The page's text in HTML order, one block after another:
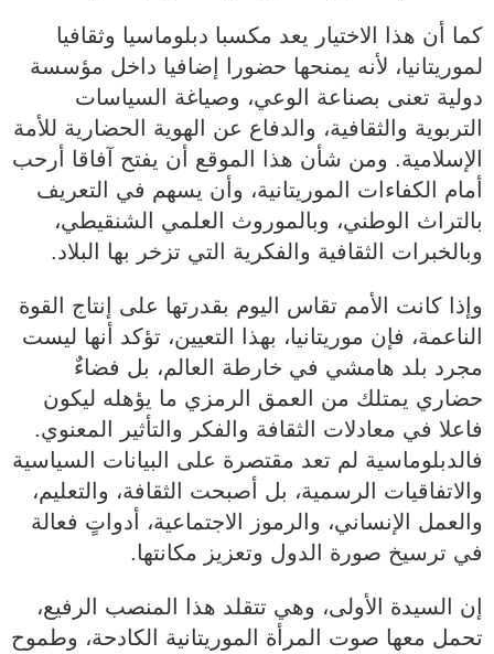
كما أن هذا الاختيار يعد مكسبا دبلوماسيا وثقافيا
لموريتانيا، لأنه يمنحها حضورا إضافيا داخل مؤسسة
دولية تعنى بصناعة الوعي، وصياغة السياسات
التربوية والثقافية، والدفاع عن الهوية الحضارية للأمة
الإسلامية. ومن شأن هذا الموقع أن يفتح آفاقا أرحب
أمام الكفاءات الموريتانية، وأن يسهم في التعريف
بالتراث الوطني، وبالموروث العلمي الشنقيطي،
وبالخبرات الثقافية والفكرية التي تزخر بها البلاد.
وإذا كانت الأمم تقاس اليوم بقدرتها على إنتاج القوة
الناعمة، فإن موريتانيا، بهذا التعيين، تؤكد أنها ليست
مجرد بلد هامشي في خارطة العالم، بل فضاءٌ
حضاري يمتلك من العمق الرمزي ما يؤهله ليكون
فاعلا في معادلات الثقافة والفكر والتأثير المعنوي.
فالدبلوماسية لم تعد مقتصرة على البيانات السياسية
والاتفاقيات الرسمية، بل أصبحت الثقافة، والتعليم،
والعمل الإنساني، والرموز الاجتماعية، أدواتٍ فعالة
في ترسيخ صورة الدول وتعزيز مكانتها.
إن السيدة الأولى، وهي تتقلد هذا المنصب الرفيع،
تحمل معها صوت المرأة الموريتانية الكادحة، وطموح